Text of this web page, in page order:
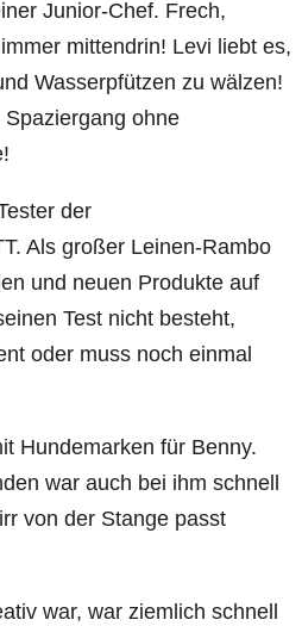
Junior-Chef. Frech,
mittendrin! Levi liebt es,
Wasserpfützen zu wälzen!
ohne
der
Als großer Leinen-Rambo
und neuen Produkte auf
Test nicht besteht,
oder muss noch einmal
Hundemarken für Benny.
war auch bei ihm schnell
von der Stange passt
war, war ziemlich schnell